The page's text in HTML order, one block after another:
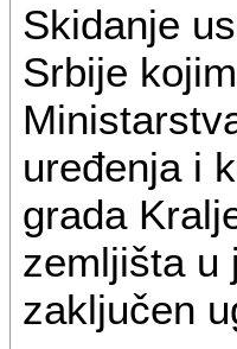
Skidanje
Srbije
uređenja i
grada
zemljišta u
zaključen